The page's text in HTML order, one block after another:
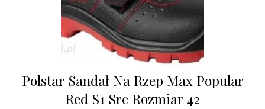
Polstar Sandał Na Rzep Max Popular
Red S1 Src Rozmiar 42